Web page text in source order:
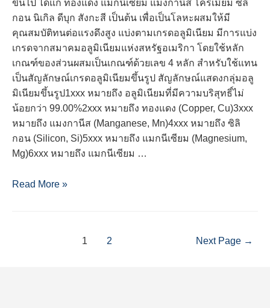
ขึ้นไป ได้แก่ ทองแดง แมกนีเซียม แมงกานีส โครเมียม ซิลิ
กอน นิเกิล ดีบุก สังกะสี เป็นต้น เพื่อเป็นโลหะผสมให้มี
คุณสมบัติทนต่อแรงดึงสูง แบ่งตามเกรดอลูมิเนียม มีการแบ่ง
เกรดจากสมาคมอลูมิเนียมแห่งสหรัฐอเมริกา โดยใช้หลัก
เกณฑ์ของส่วนผสมเป็นเกณฑ์ด้วยเลข 4 หลัก สำหรับใช้แทน
เป็นสัญลักษณ์เกรดอลูมิเนียมขึ้นรูป สัญลักษณ์แสดงกลุ่มอลู
มิเนียมขึ้นรูป1xxx หมายถึง อลูมิเนียมที่มีความบริสุทธิ์ไม่
น้อยกว่า 99.00%2xxx หมายถึง ทองแดง (Copper, Cu)3xxx
หมายถึง แมงกานีส (Manganese, Mn)4xxx หมายถึง ซิลิ
กอน (Silicon, Si)5xxx หมายถึง แมกนีเซียม (Magnesium,
Mg)6xxx หมายถึง แมกนีเซียม …
ให้
Read More »
1 2 Next Page →